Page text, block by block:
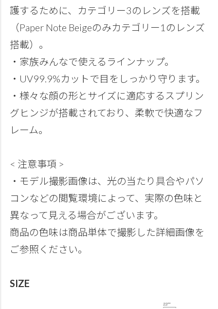
護するために、カテゴリー3のレンズを搭載
（Paper Note Beigeのみカテゴリー1のレンズ
搭載）。
・家族みんなで使えるラインナップ。
・UV99.9%カットで目をしっかり守ります。
・様々な顔の形とサイズに適応するスプリン
グヒンジが搭載されており、柔軟で快適なフ
レーム。
< 注意事項 >
・モデル撮影画像は、光の当たり具合やパソ
コンなどの閲覧環境によって、実際の色味と
異なって見える場合がございます。
商品の色味は商品単体で撮影した詳細画像を
ご参照ください。
SIZE